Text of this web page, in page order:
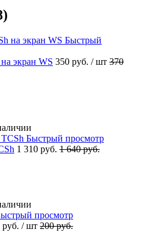
Быстрый
экран WS 350 руб. / шт 370
Быстрый просмотр
1 310 руб. 1 640 руб.
просмотр
руб. / шт 200 руб.